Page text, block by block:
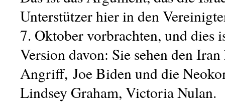
Unterstützer hier in den
7. Oktober vorbrachten, und dies
Version davon: Sie sehen den
Angriff, Joe Biden und die
Lindsey Graham, Victoria Nulan.